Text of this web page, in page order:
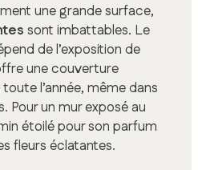
une grande surface,
sont imbattables. Le
de l’exposition de
une couverture
l’année, même dans
Pour un mur exposé au
étoilé pour son parfum
fleurs éclatantes.